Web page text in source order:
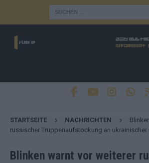
STARTSEITE NACHRICHTEN
russischer Truppenaufstockung an ukrainischer
Blinken warnt vor weiterer